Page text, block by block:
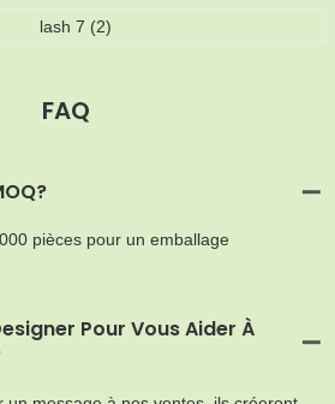
FAQ
pièces pour un emballage
Pour Vous Aider À